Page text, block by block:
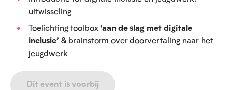
uitwisseling
Toelichting toolbox‘aan de slag met digitale
inclusie’ & brainstorm over doorvertaling naar het
jeugdwerk
Dit event is voorbij